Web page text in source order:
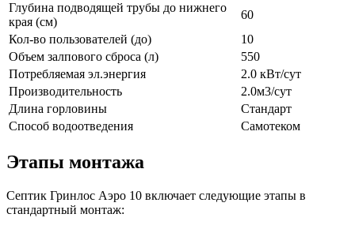
Глубина подводящей трубы до нижнего
края (см)
60
Кол-во пользователей (до)
10
Объем залпового сброса (л)
550
Потребляемая эл.энергия
2.0 кВт/сут
Производительность
2.0м3/сут
Длина горловины
Стандарт
Способ водоотведения
Самотеком
Этапы монтажа
Септик Гринлос Аэро 10 включает следующие этапы в
стандартный монтаж: